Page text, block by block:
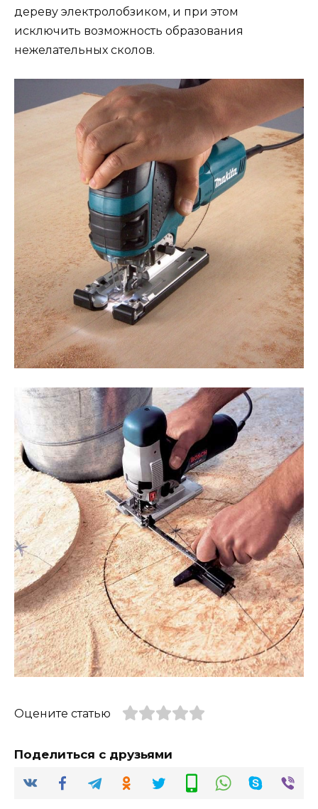
дереву электролобзиком, и при этом
исключить возможность образования
нежелательных сколов.
Оцените статью
Поделиться с друзьями